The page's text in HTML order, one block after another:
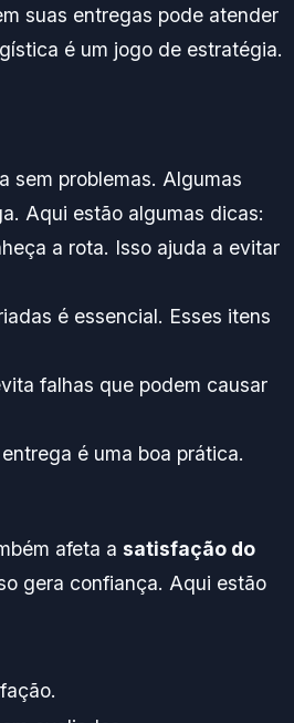
suas entregas pode atender
é um jogo de estratégia.
sem problemas. Algumas
Aqui estão algumas dicas:
a rota. Isso ajuda a evitar
é essencial. Esses itens
falhas que podem causar
é uma boa prática.
afeta a satisfação do
gera confiança. Aqui estão